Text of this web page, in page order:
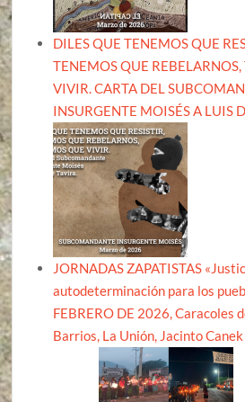
DILES QUE TENEMOS QUE
TENEMOS QUE
VIVIR. CARTA DEL
INSURGENTE MOISÉS A LUIS
JORNADAS ZAPATISTAS
autodeterminación para los
FEBRERO DE 2026, Caracoles
Barrios, La Unión, Jacinto